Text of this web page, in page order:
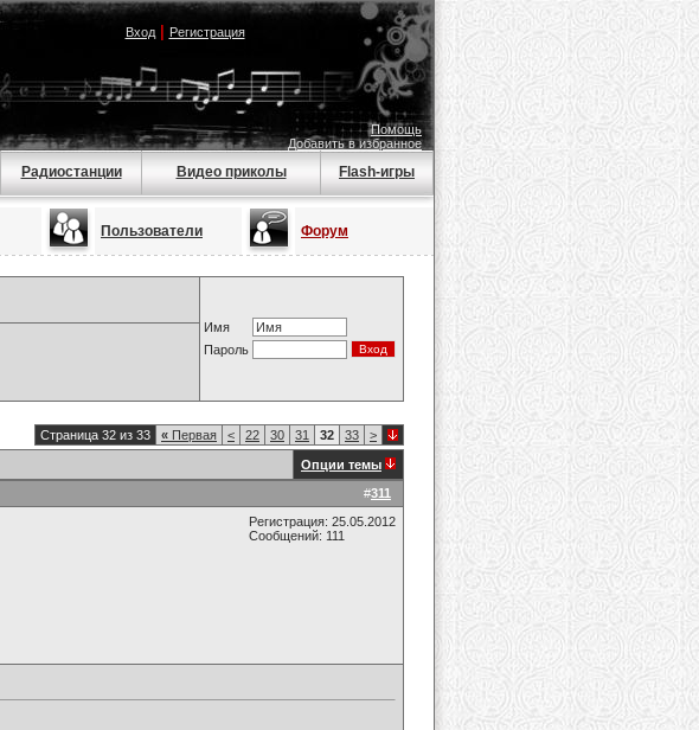
Вход| Регистрация
Помощь
Добавить в избранное
Радиостанции Видео приколы Flash-игры
Пользователи Форум
Имя
Пароль
Страница 32 из 33 « Первая < 22 30 31 32 33 >
Опции темы
#311
Регистрация: 25.05.2012
Сообщений: 111